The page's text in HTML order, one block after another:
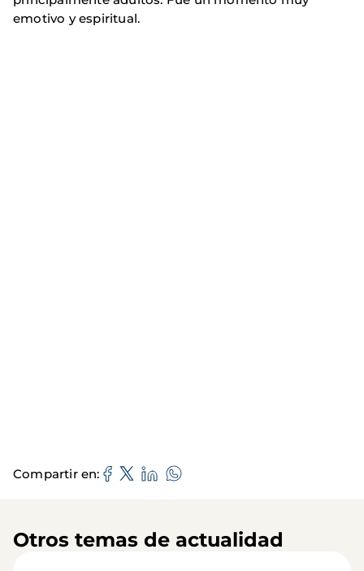
emotivo y espiritual.
Compartir en
Otros temas de actualidad